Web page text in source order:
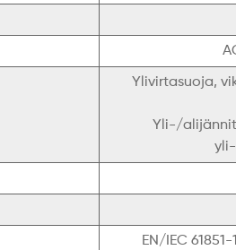
Ylivirtasuoja,
Yli-/
EN/IEC 61851-